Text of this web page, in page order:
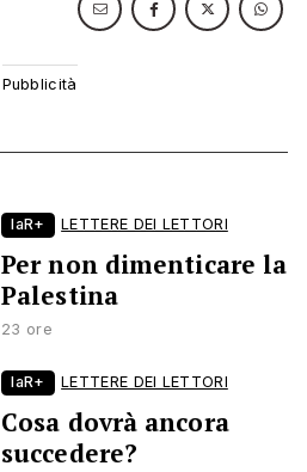
laR+ LETTERE DEI LETTORI
Per non dimenticare la
Palestina
23 ore
laR+ LETTERE DEI LETTORI
Cosa dovrà ancora
succedere?